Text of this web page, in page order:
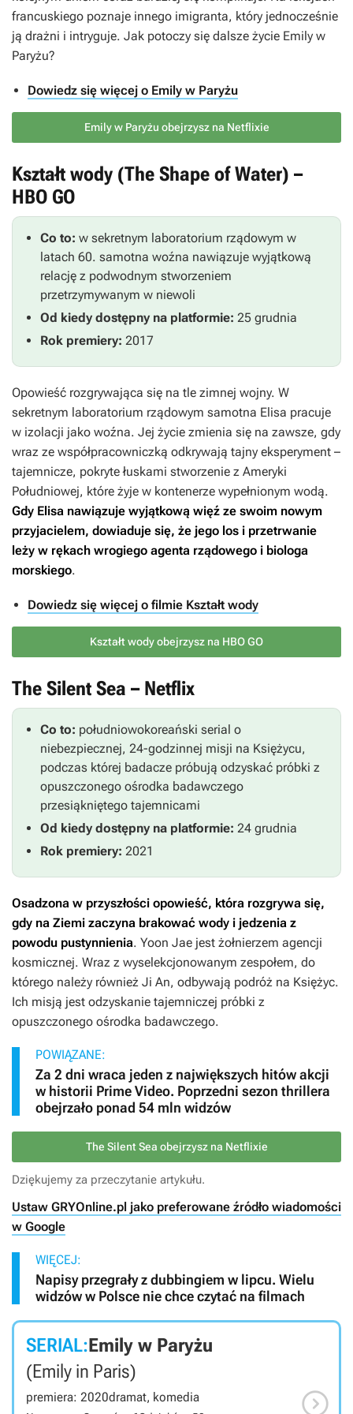
francuskiego poznaje innego imigranta, który jednocześnie
ją drażni i intryguje. Jak potoczy się dalsze życie Emily w
Paryżu?
Dowiedz się więcej o Emily w Paryżu
Emily w Paryżu obejrzysz na Netflixie
Kształt wody (The Shape of Water) –
HBO GO
Co to: w sekretnym laboratorium rządowym w
latach 60. samotna woźna nawiązuje wyjątkową
relację z podwodnym stworzeniem
przetrzymywanym w niewoli
Od kiedy dostępny na platformie: 25 grudnia
Rok premiery: 2017
Opowieść rozgrywająca się na tle zimnej wojny. W
sekretnym laboratorium rządowym samotna Elisa pracuje
w izolacji jako woźna. Jej życie zmienia się na zawsze, gdy
wraz ze współpracowniczką odkrywają tajny eksperyment –
tajemnicze, pokryte łuskami stworzenie z Ameryki
Południowej, które żyje w kontenerze wypełnionym wodą.
Gdy Elisa nawiązuje wyjątkową więź ze swoim nowym
przyjacielem, dowiaduje się, że jego los i przetrwanie
leży w rękach wrogiego agenta rządowego i biologa
morskiego.
Dowiedz się więcej o filmie Kształt wody
Kształt wody obejrzysz na HBO GO
The Silent Sea – Netflix
Co to: południowokoreański serial o
niebezpiecznej, 24-godzinnej misji na Księżycu,
podczas której badacze próbują odzyskać próbki z
opuszczonego ośrodka badawczego
przesiąkniętego tajemnicami
Od kiedy dostępny na platformie: 24 grudnia
Rok premiery: 2021
Osadzona w przyszłości opowieść, która rozgrywa się,
gdy na Ziemi zaczyna brakować wody i jedzenia z
powodu pustynnienia. Yoon Jae jest żołnierzem agencji
kosmicznej. Wraz z wyselekcjonowanym zespołem, do
którego należy również Ji An, odbywają podróż na Księżyc.
Ich misją jest odzyskanie tajemniczej próbki z
opuszczonego ośrodka badawczego.
POWIĄZANE:
Za 2 dni wraca jeden z największych hitów akcji
w historii Prime Video. Poprzedni sezon thrillera
obejrzało ponad 54 mln widzów
The Silent Sea obejrzysz na Netflixie
Dziękujemy za przeczytanie artykułu.
Ustaw GRYOnline.pl jako preferowane źródło wiadomości
w Google
WIĘCEJ:
Napisy przegrały z dubbingiem w lipcu. Wielu
widzów w Polsce nie chce czytać na filmach
SERIAL:Emily w Paryżu
(Emily in Paris)
premiera: 2020dramat, komedia 